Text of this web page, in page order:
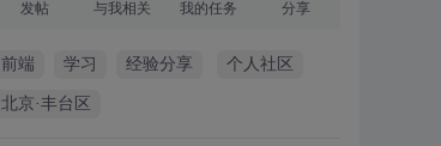
发帖 与我相关 我的任务 分享
前端 学习 经验分享 个人社区
北京·丰台区